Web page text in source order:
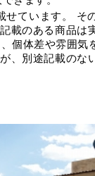
せています。 そ
載のある商品は
個体差や雰囲気
、別途記載のな